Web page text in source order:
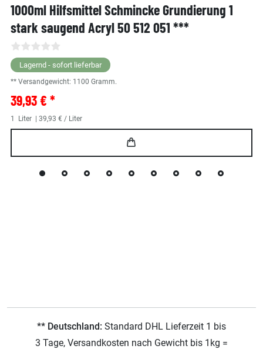
1000ml Hilfsmittel Schmincke Grundierung 1
stark saugend Acryl 50 512 051 ***
Lagernd - sofort lieferbar
** Versandgewicht: 1100 Gramm.
39,93 € *
1 Liter | 39,93 € / Liter
** Deutschland: Standard DHL Lieferzeit 1 bis
3 Tage, Versandkosten nach Gewicht bis 1kg =